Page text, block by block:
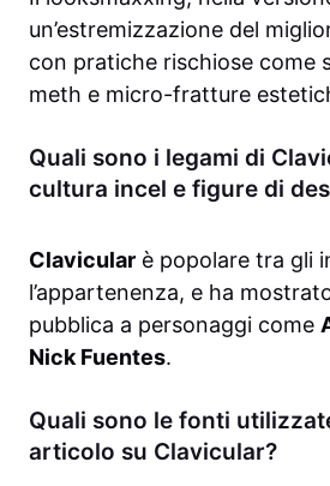
un’estremizzazione del
con pratiche rischiose come
meth e micro-fratture
Quali sono i legami di
cultura incel e figure di
Clavicular è popolare tra gli
l’appartenenza, e ha
pubblica a personaggi come
Nick Fuentes.
Quali sono le fonti
articolo su Clavicular?